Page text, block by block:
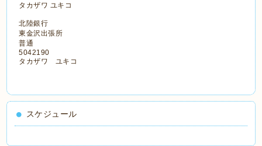
タカザワ ユキコ
北陸銀行
東金沢出張所
普通
5042190
タカザワ ユキコ
スケジュール